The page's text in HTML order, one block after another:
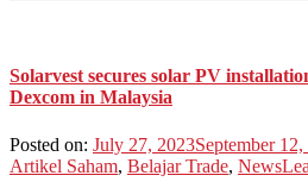
Solarvest secures solar PV
Dexcom in Malaysia
Posted on: July 27, 2023September
Artikel Saham, Belajar Trade, News